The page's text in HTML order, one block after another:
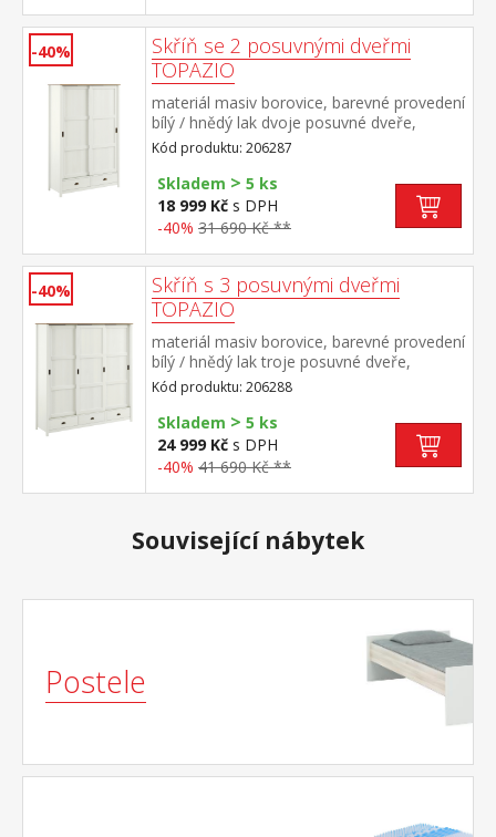
-40%
Skříň se 2 posuvnými dveřmi
TOPAZIO
materiál masiv borovice, barevné provedení
bílý / hnědý lak dvoje posuvné dveře,
prostor dělený na poloviny v levé části
kovová šatní tyč a jedna police, v pravé
části 4 police dole dvě zásuvky s kovovými
úchytkami a pojezdy
Kód produktu: 206287
Skladem > 5 ks
18 999 Kč s DPH
-40% 31 690 Kč **
-40%
Skříň s 3 posuvnými dveřmi
TOPAZIO
materiál masiv borovice, barevné provedení
bílý / hnědý lak troje posuvné dveře,
prostor dělený na třetiny v levé a pravé
části kovová šatní tyč a jedna police ve
střední části 4 police dole tři zásuvky s
kovovými úchytkami a pojezdy
Kód produktu: 206288
Skladem > 5 ks
24 999 Kč s DPH
-40% 41 690 Kč **
Související nábytek
Postele